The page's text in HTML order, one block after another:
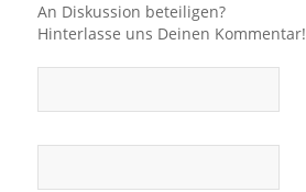
An Diskussion beteiligen?
Hinterlasse uns Deinen Kommentar!